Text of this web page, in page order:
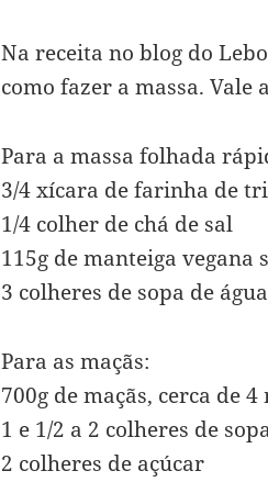
Na receita no blog do
como fazer a massa. Vale
Para a massa folhada
3/4 xícara de farinha de
1/4 colher de chá de sal
115g de manteiga vegana
3 colheres de sopa de
Para as maçãs:
700g de maçãs, cerca de
1 e 1/2 a 2 colheres de
2 colheres de açúcar